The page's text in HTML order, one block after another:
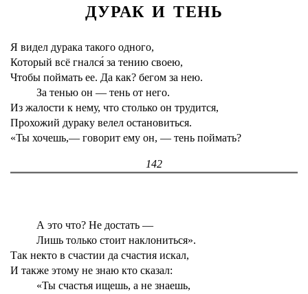
ДУРАК И ТЕНЬ
Я видел дурака такого одного,
Который всё гнался́ за тению своею,
Чтобы поймать ее. Да как? бегом за нею.
За тенью он — тень от него.
Из жалости к нему, что столько он трудится,
Прохожий дураку велел остановиться.
«Ты хочешь,— говорит ему он, — тень поймать?
142
А это что? Не достать —
Лишь только стоит наклониться».
Так некто в счастии да счастия искал,
И также этому не знаю кто сказал:
«Ты счастья ищешь, а не знаешь,